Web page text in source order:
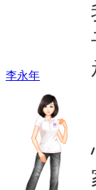
李永年